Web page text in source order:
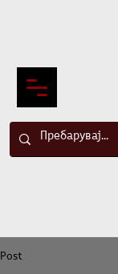
Post